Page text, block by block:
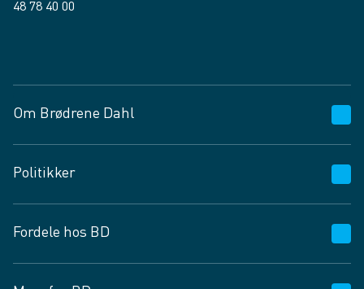
48 78 40 00
Om Brødrene Dahl
Vagttelefon 30 10 89 89
Spørgsmål og svar
Job og karriere
Fødevarekontrolrapport
Politikker
Privatlivspolitik
Cookies
Fordele hos BD